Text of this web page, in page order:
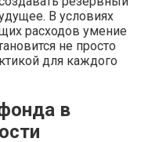
В условиях
расходов умение
не просто
для каждого
в